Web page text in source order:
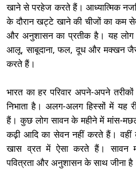
खाने से परहेज करते हैं। आध्यात्मिक
के दौरान खट्टे खाने की चीजों का कम
और अनुशासन का प्रतीक है। यह लोग
आलू, साबूदाना, फल, दूध और मक्खन
करते हैं।
भारत का हर परिवार अपने-अपने
निभाता है। अलग-अलग हिस्सों में यह
हैं। कुछ लोग सावन के महीने में मांस-
कढ़ी आदि का सेवन नहीं करते हैं। वहीं
खास व्रत में ऐसा करते हैं। सावन
पवित्रता और अनुशासन के साथ जीना